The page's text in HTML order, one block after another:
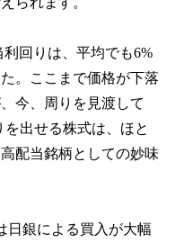
回りは、平均でも6%
。ここまで価格が下落
今、周りを見渡して
を出せる株式は、ほと
配当銘柄としての妙味
日銀による買入が大幅